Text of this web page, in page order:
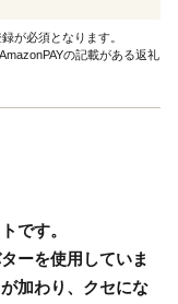
が必須となります。
の記載がある返礼
です。
ーを使用していま
加わり、クセにな